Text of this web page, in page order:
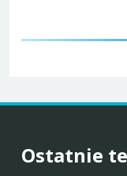
Ostatnie